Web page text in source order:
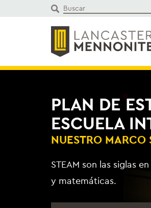
al
PLAN DE
ESCUELA
NUESTRO MARCO
STEAM son las siglas
y matemáticas.